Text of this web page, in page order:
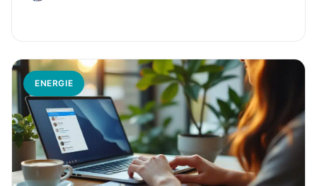
ENERGIE